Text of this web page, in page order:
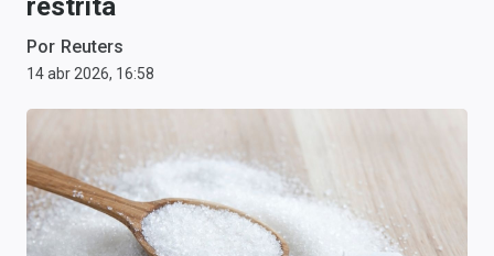
Anuncie
Últimas Notícias
Cotações
Comprar ou vender?
restrita
Por Reuters
14 abr 2026, 16:58